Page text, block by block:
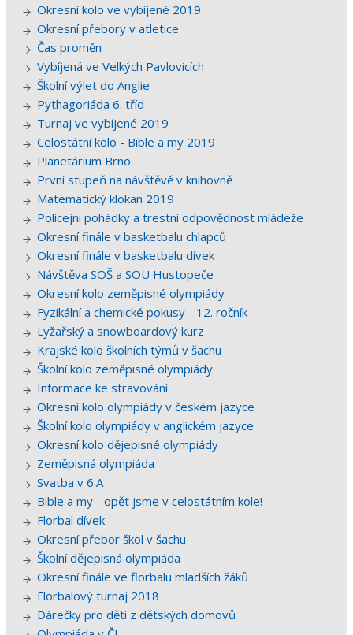
Okresní kolo ve vybíjené 2019
Okresní přebory v atletice
Čas proměn
Vybíjená ve Velkých Pavlovicích
Školní výlet do Anglie
Pythagoriáda 6. tříd
Turnaj ve vybíjené 2019
Celostátní kolo - Bible a my 2019
Planetárium Brno
První stupeň na návštěvě v knihovně
Matematický klokan 2019
Policejní pohádky a trestní odpovědnost mládeže
Okresní finále v basketbalu chlapců
Okresní finále v basketbalu dívek
Návštěva SOŠ a SOU Hustopeče
Okresní kolo zeměpisné olympiády
Fyzikální a chemické pokusy - 12. ročník
Lyžařský a snowboardový kurz
Krajské kolo školních týmů v šachu
Školní kolo zeměpisné olympiády
Informace ke stravování
Okresní kolo olympiády v českém jazyce
Školní kolo olympiády v anglickém jazyce
Okresní kolo dějepisné olympiády
Zeměpisná olympiáda
Svatba v 6.A
Bible a my - opět jsme v celostátním kole!
Florbal dívek
Okresní přebor škol v šachu
Školní dějepisná olympiáda
Okresní finále ve florbalu mladších žáků
Florbalový turnaj 2018
Dárečky pro děti z dětských domovů